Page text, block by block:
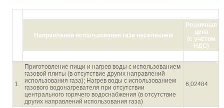
Направления использования газа населением
Розничная
цена
(с учетом
НДС)
1.
Приготовление пищи и нагрев воды с использованием
газовой плиты (в отсутствие других направлений
использования газа); Нагрев воды с использованием
газового водонагревателя при отсутствии
центрального горячего водоснабжения (в отсутствие
других направлений использования газа)
6,02484